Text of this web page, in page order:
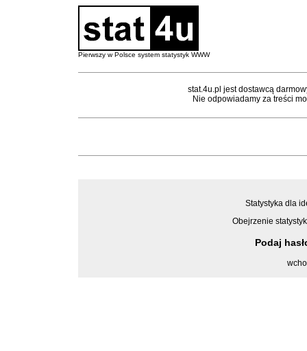
Pierwszy w Polsce system statystyk WWW
stat.4u.pl jest dostawcą
Nie odpowiadamy za treści
Statystyka dla
Obejrzenie
Podaj